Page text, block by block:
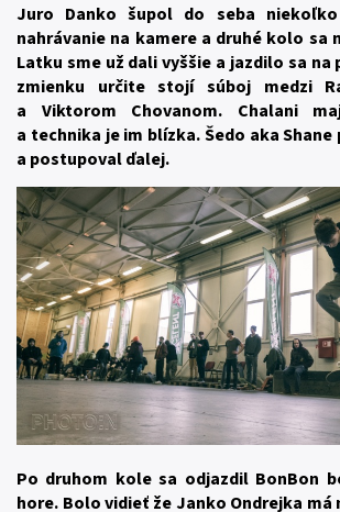
Juro Danko šupol do seba
nahrávanie na kamere a druhé kolo sa
Latku sme už dali vyššie a jazdilo sa na
zmienku určite stojí súboj medzi
a Viktorom Chovanom. Chalani
a technika je im blízka. Šedo aka
a postupoval ďalej.
Po druhom kole sa odjazdil BonBon
hore. Bolo vidieť že Janko Ondrejka má